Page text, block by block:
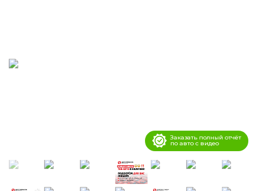
Заказать полный отчёт
по авто с видео